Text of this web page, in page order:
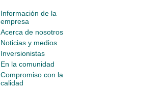
Información de la
empresa
Acerca de nosotros
Noticias y medios
Inversionistas
En la comunidad
Compromiso con la
calidad